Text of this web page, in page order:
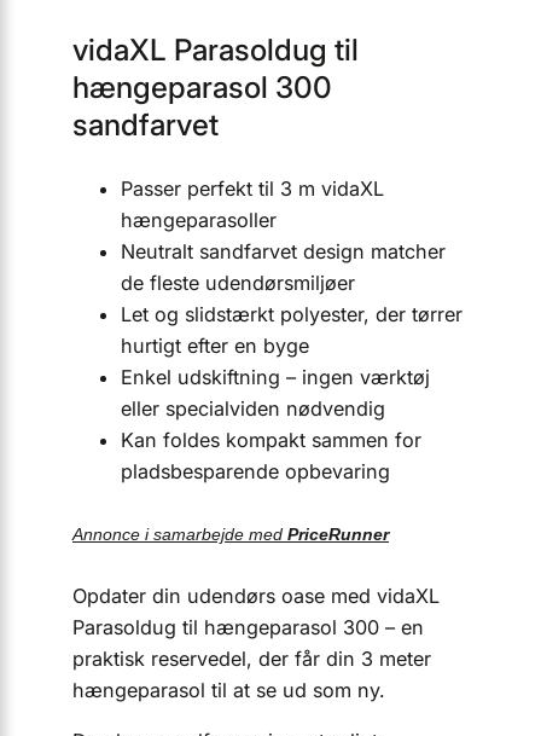
vidaXL Parasoldug til
hængeparasol 300
sandfarvet
Passer perfekt til 3 m vidaXL
hængeparasoller
Neutralt sandfarvet design matcher
de fleste udendørsmiljøer
Let og slidstærkt polyester, der tørrer
hurtigt efter en byge
Enkel udskiftning – ingen værktøj
eller specialviden nødvendig
Kan foldes kompakt sammen for
pladsbesparende opbevaring
Annonce i samarbejde med PriceRunner
Opdater din udendørs oase med vidaXL
Parasoldug til hængeparasol 300 – en
praktisk reservedel, der får din 3 meter
hængeparasol til at se ud som ny.